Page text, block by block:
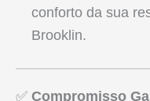
conforto da sua
Brooklin.
✅ Compromisso